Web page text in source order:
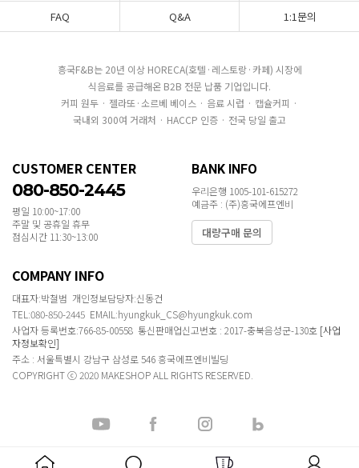
FAQ
Q&A 1:1문의
흥국F&B는 20년 이상 HORECA(호텔·레스토랑·카페) 시장에
식음료를 공급해온 B2B 전문 납품 기업입니다.
커피 원두 · 젤라또·소르베 베이스 · 음료 시럽 · 캡슐커피 ·
국내외 300여 거래처 · HACCP 인증 · 전국 당일 출고
CUSTOMER CENTER
080-850-2445
평일 10:00~17:00
주말 및 공휴일 휴무
점심시간 11:30~13:00
BANK INFO
우리은행 1005-101-615272
예금주 : (주)흥국에프엔비
대량구매 문의
COMPANY INFO
대표자:박철범 개인정보담당자:신동건
TEL:080-850-2445 EMAIL:hyungkuk_CS@hyungkuk.com
사업자 등록번호:766-85-00558 통신판매업신고번호 : 2017-충북음성군-130호 [사업
자정보확인]
주소 : 서울특별시 강남구 삼성로 546 흥국에프엔비빌딩
COPYRIGHT ⓒ 2020 MAKESHOP ALL RIGHTS RESERVED.